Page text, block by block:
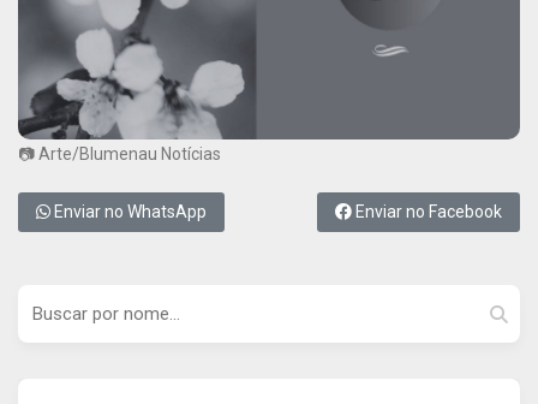
📷 Arte/Blumenau Notícias
Enviar no WhatsApp Enviar no Facebook